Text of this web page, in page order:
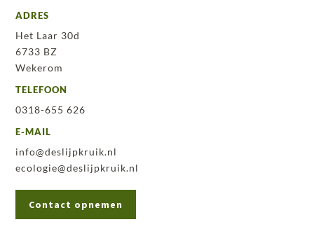
ADRES
Het Laar 30d
6733 BZ
Wekerom
TELEFOON
0318-655 626
E-MAIL
info@deslijpkruik.nl
ecologie@deslijpkruik.nl
Contact opnemen